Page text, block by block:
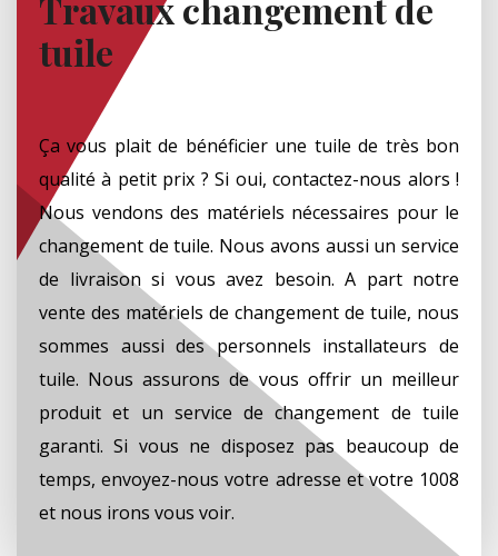
tuile
Ça vous plait de bénéficier une tuile de très bon
qualité à petit prix ? Si oui, contactez-nous alors !
Nous vendons des matériels nécessaires pour le
changement de tuile. Nous avons aussi un service
de livraison si vous avez besoin. A part notre
vente des matériels de changement de tuile, nous
sommes aussi des personnels installateurs de
tuile. Nous assurons de vous offrir un meilleur
produit et un service de changement de tuile
garanti. Si vous ne disposez pas beaucoup de
temps, envoyez-nous votre adresse et votre 1008
et nous irons vous voir.